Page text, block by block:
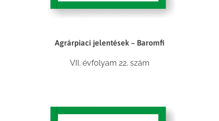
Agrárpiaci jelentések – Baromfi
VII. évfolyam 22. szám